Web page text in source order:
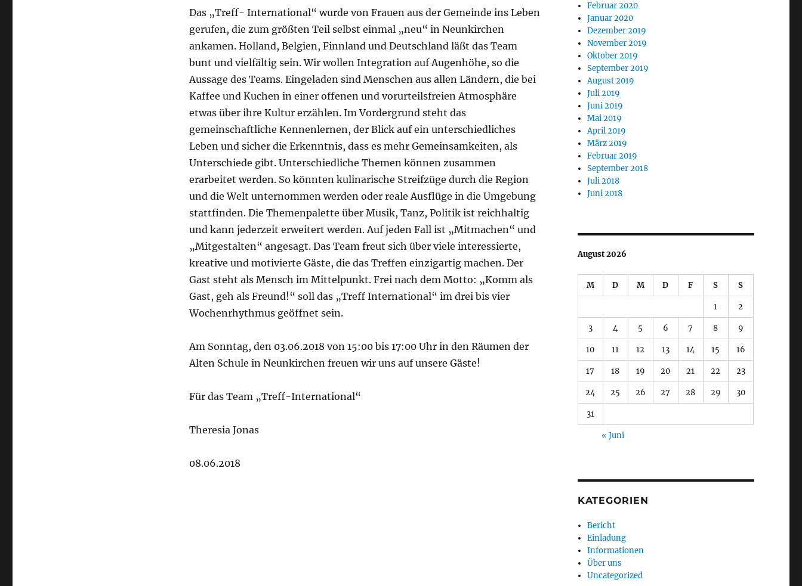
Das „Treff- International“ wurde von Frauen aus der Gemeinde ins Leben
gerufen, die zum größten Teil selbst einmal „neu“ in Neunkirchen
ankamen. Holland, Belgien, Finnland und Deutschland läßt das Team
bunt und vielfältig sein. Wir wollen Integration auf Augenhöhe, so die
Aussage des Teams. Eingeladen sind Menschen aus allen Ländern, die bei
Kaffee und Kuchen in einer offenen und vorurteilsfreien Atmosphäre
etwas über ihre Kultur erzählen. Im Vordergrund steht das
gemeinschaftliche Kennenlernen, der Blick auf ein unterschiedliches
Leben und sicher die Erkenntnis, dass es mehr Gemeinsamkeiten, als
Unterschiede gibt. Unterschiedliche Themen können zusammen
erarbeitet werden. So könnten kulinarische Streifzüge durch die Region
und die Welt unternommen werden oder reale Ausflüge in die Umgebung
stattfinden. Die Themenpalette über Musik, Tanz, Politik ist reichhaltig
und kann jederzeit erweitert werden. Auf jeden Fall ist „Mitmachen“ und
„Mitgestalten“ angesagt. Das Team freut sich über viele interessierte,
kreative und motivierte Gäste, die das Treffen einzigartig machen. Der
Gast steht als Mensch im Mittelpunkt. Frei nach dem Motto: „Komm als
Gast, geh als Freund!“ soll das „Treff International“ im drei bis vier
Wochenrhythmus geöffnet sein.
Am Sonntag, den 03.06.2018 von 15:00 bis 17:00 Uhr in den Räumen der
Alten Schule in Neunkirchen freuen wir uns auf unsere Gäste!
Für das Team „Treff-International“
Theresia Jonas
08.06.2018
Februar 2020
Januar 2020
Dezember 2019
November 2019
Oktober 2019
September 2019
August 2019
Juli 2019
Juni 2019
Mai 2019
April 2019
März 2019
Februar 2019
September 2018
Juli 2018
Juni 2018
August 2026
M D M D F S S
1 2
3 4 5 6 7 8 9
10 11 12 13 14 15 16
17 18 19 20 21 22 23
24 25 26 27 28 29 30
31
« Juni
KATEGORIEN
Bericht
Einladung
Informationen
Über uns
Uncategorized